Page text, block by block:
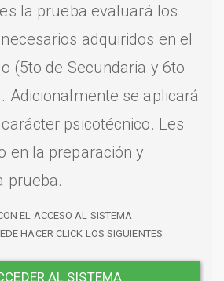
la prueba evaluará los
adquiridos en el
(5to de Secundaria y 6to
Adicionalmente se aplicará
psicotécnico. Les
en la preparación y
prueba.
EL ACCESO AL SISTEMA
HACER CLICK LOS SIGUIENTES
AL SISTEMA